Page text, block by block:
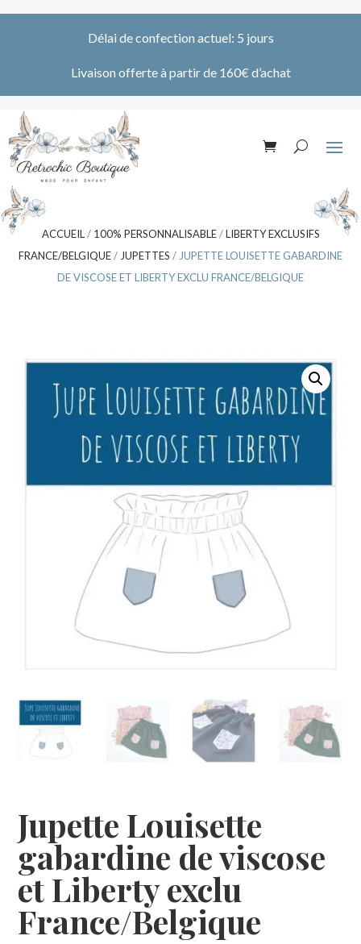
Délai de confection actuel: 5 jours
Livaison offerte à partir de 160€ d’achat
ACCUEIL / 100% PERSONNALISABLE/LIBERTY EXCLUSIFS
FRANCE/BELGIQUE/ JUPETTES / JUPETTE LOUISETTE GABARDINE
DE VISCOSE ET LIBERTY EXCLU FRANCE/BELGIQUE
Jupette Louisette
gabardine de viscose
et Liberty exclu
France/Belgique